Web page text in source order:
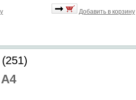
Добавить в корзину